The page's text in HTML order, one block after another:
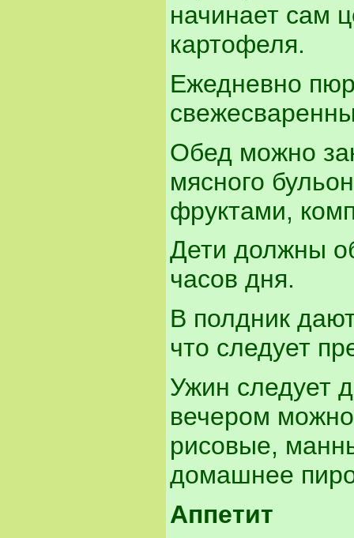
начинает сам
картофеля.
Ежедневно
Обед можно
мясного
фруктами,
Дети должны
часов дня.
В полдник
что следует
Ужин следует
вечером
рисовые,
домашнее
Аппетит